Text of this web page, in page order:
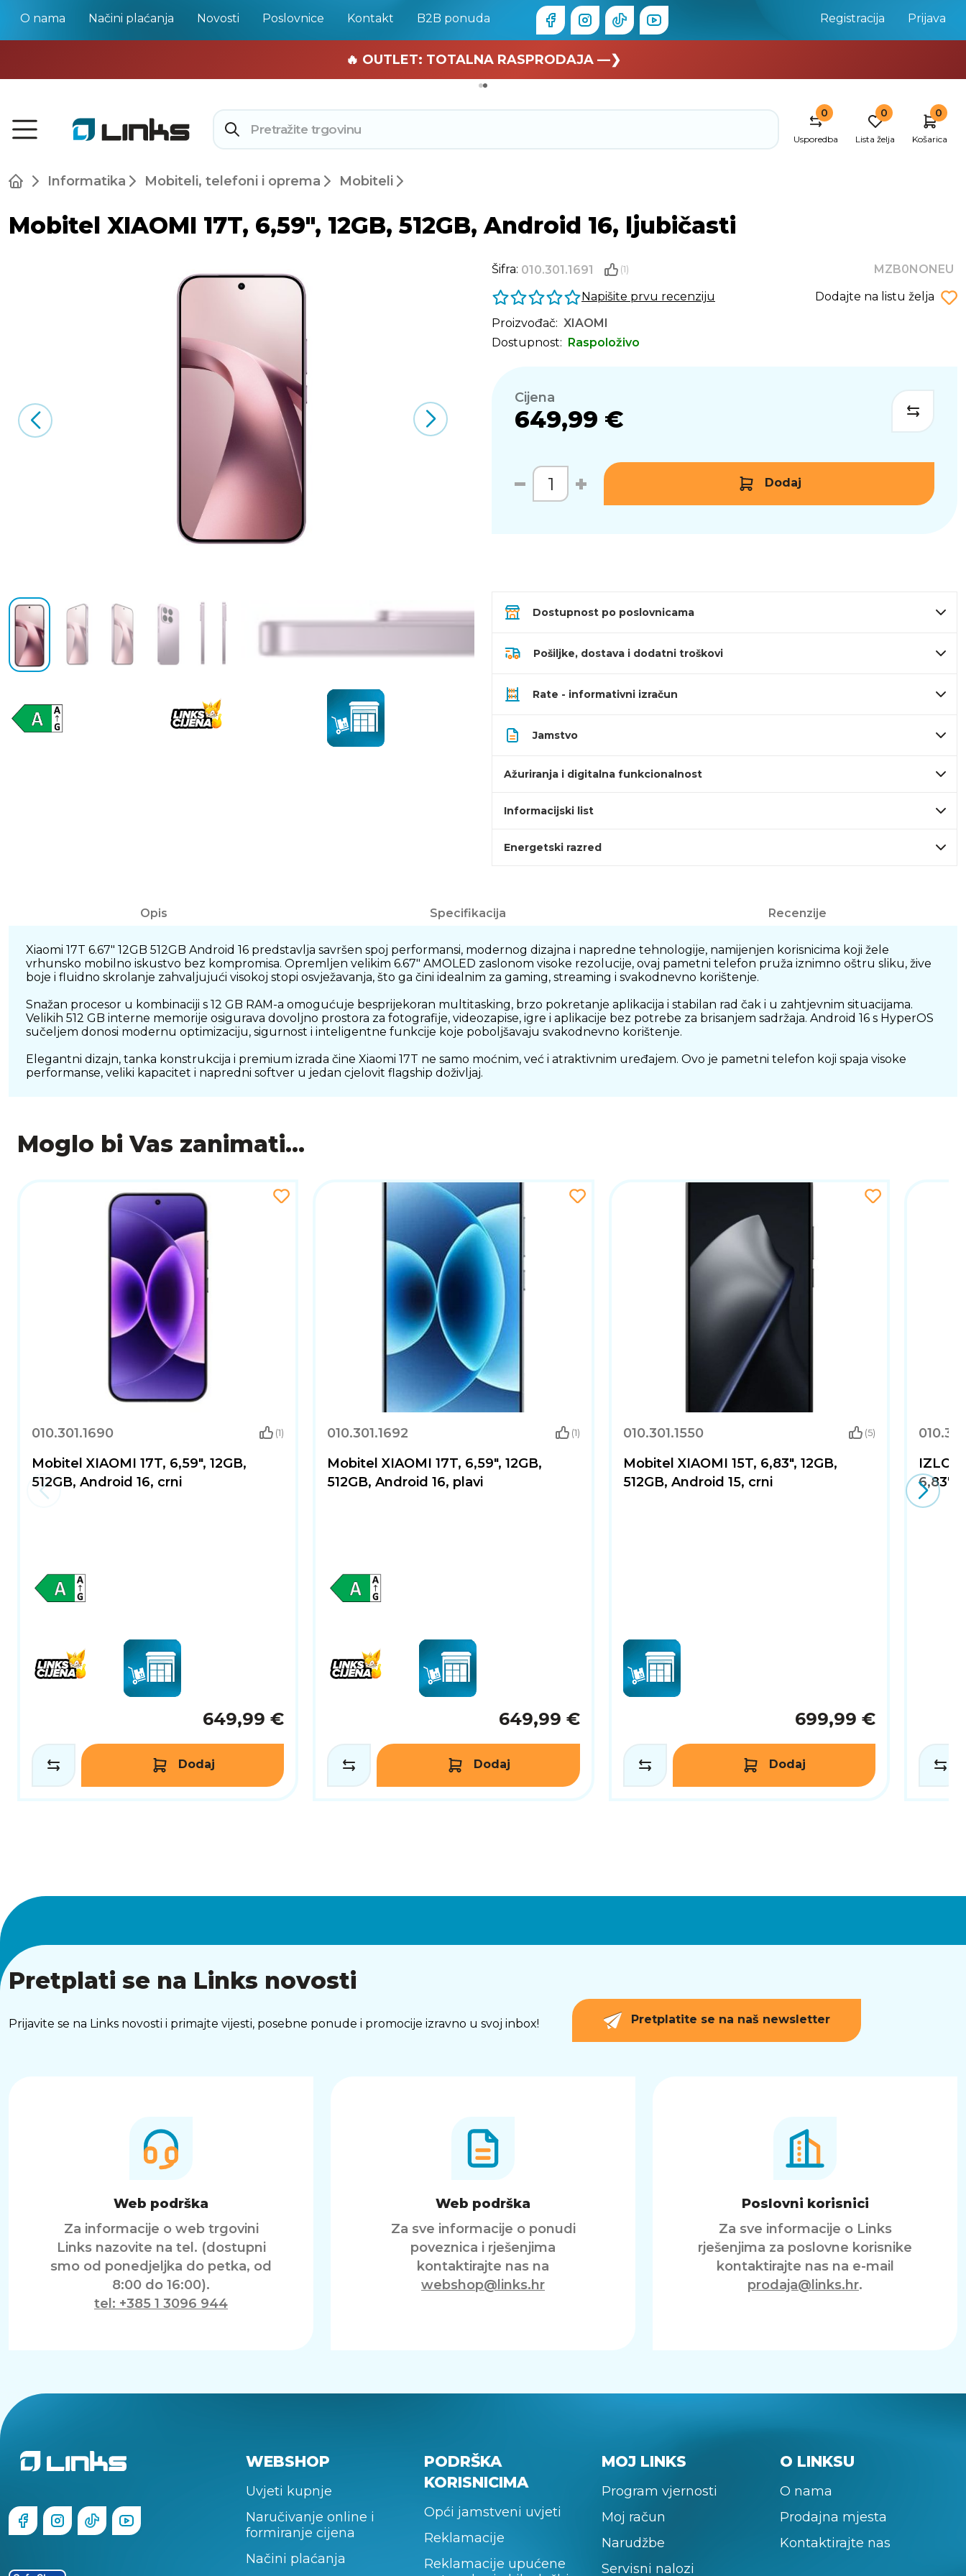
O nama Načini plaćanja Novosti Poslovnice Kontakt B2B ponuda Registracija Prijava
🏄 Zaslužuješ odmor —❯
🔥 OUTLET: TOTALNA RASPRODAJA —❯
0
Usporedba
0
Lista želja
0
Košarica
Informatika Mobiteli, telefoni i oprema Mobiteli
Mobitel XIAOMI 17T, 6,59", 12GB, 512GB, Android 16, ljubičasti
Šifra: 010.301.1691 (1)
MZB0NONEU
Napišite prvu recenziju
Dodajte na listu želja
Proizvođač: XIAOMI
Dostupnost: Raspoloživo
Cijena
649,99 €
Dodaj
Dostupnost po poslovnicama
Pošiljke, dostava i dodatni troškovi
Rate - informativni izračun
Jamstvo
Ažuriranja i digitalna funkcionalnost
Informacijski list
Energetski razred
Opis Specifikacija Recenzije
Xiaomi 17T 6.67" 12GB 512GB Android 16 predstavlja savršen spoj performansi, modernog dizajna i napredne tehnologije, namijenjen korisnicima koji žele
vrhunsko mobilno iskustvo bez kompromisa. Opremljen velikim 6.67" AMOLED zaslonom visoke rezolucije, ovaj pametni telefon pruža iznimno oštru sliku, žive
boje i fluidno skrolanje zahvaljujući visokoj stopi osvježavanja, što ga čini idealnim za gaming, streaming i svakodnevno korištenje.
Snažan procesor u kombinaciji s 12 GB RAM-a omogućuje besprijekoran multitasking, brzo pokretanje aplikacija i stabilan rad čak i u zahtjevnim situacijama.
Velikih 512 GB interne memorije osigurava dovoljno prostora za fotografije, videozapise, igre i aplikacije bez potrebe za brisanjem sadržaja. Android 16 s HyperOS
sučeljem donosi modernu optimizaciju, sigurnost i inteligentne funkcije koje poboljšavaju svakodnevno korištenje.
Elegantni dizajn, tanka konstrukcija i premium izrada čine Xiaomi 17T ne samo moćnim, već i atraktivnim uređajem. Ovo je pametni telefon koji spaja visoke
performanse, veliki kapacitet i napredni softver u jedan cjelovit flagship doživljaj.
Moglo bi Vas zanimati...
010.301.1690 (1)
Mobitel XIAOMI 17T, 6,59", 12GB,
512GB, Android 16, crni
649,99 €
Dodaj
010.301.1692 (1)
Mobitel XIAOMI 17T, 6,59", 12GB,
512GB, Android 16, plavi
649,99 €
Dodaj
010.301.1550 (5)
Mobitel XIAOMI 15T, 6,83", 12GB,
512GB, Android 15, crni
699,99 €
Dodaj
6,83",
Pretplati se na Links novosti
Prijavite se na Links novosti i primajte vijesti, posebne ponude i promocije izravno u svoj inbox! Pretplatite se na naš newsletter
Web podrška
Za informacije o web trgovini
Links nazovite na tel. (dostupni
smo od ponedjeljka do petka, od
8:00 do 16:00).
tel: +385 1 3096 944
Web podrška
Za sve informacije o ponudi
poveznica i rješenjima
kontaktirajte nas na
webshop@links.hr
Poslovni korisnici
Za sve informacije o Links
rješenjima za poslovne korisnike
kontaktirajte nas na e-mail
prodaja@links.hr.
WEBSHOP
Uvjeti kupnje
Naručivanje online i
formiranje cijena
Načini plaćanja
PODRŠKA
KORISNICIMA
Opći jamstveni uvjeti
Reklamacije
Reklamacije upućene
MOJ LINKS
Program vjernosti
Moj račun
Narudžbe
Servisni nalozi
O LINKSU
O nama
Prodajna mjesta
Kontaktirajte nas